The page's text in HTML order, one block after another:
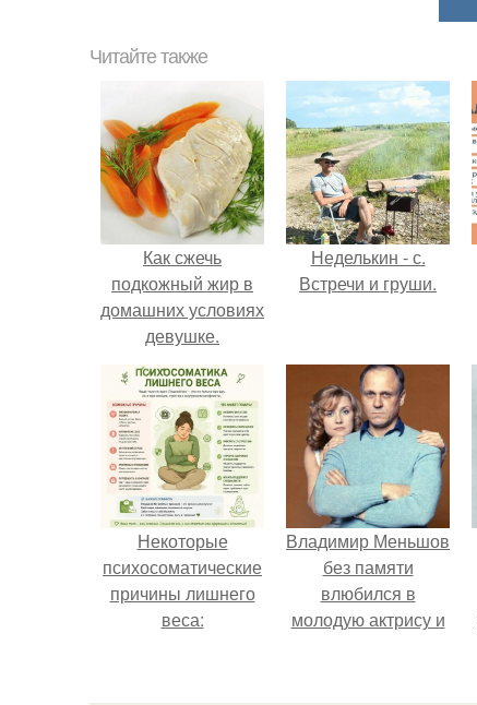
Читайте также
Как сжечь
подкожный жир в
домашних условиях
девушке.
Неделькин - с.
Встречи и груши.
Некоторые
психосоматические
причины лишнего
веса:
Владимир Меньшов
без памяти
влюбился в
молодую актрису и
неё.